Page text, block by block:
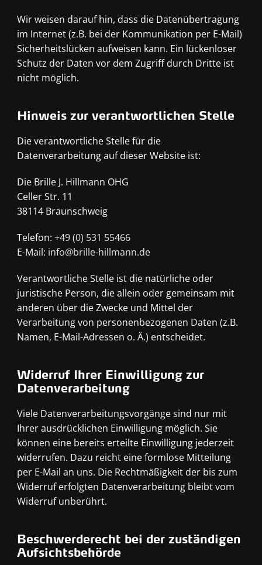
Wir weisen darauf hin, dass die Datenübertragung
im Internet (z.B. bei der Kommunikation per E-Mail)
Sicherheitslücken aufweisen kann. Ein lückenloser
Schutz der Daten vor dem Zugriff durch Dritte ist
nicht möglich.
Hinweis zur verantwortlichen Stelle
Die verantwortliche Stelle für die
Datenverarbeitung auf dieser Website ist:
Die Brille J. Hillmann OHG
Celler Str. 11
38114 Braunschweig
Telefon:+49 (0) 531 55466
E-Mail: info@brille-hillmann.de
Verantwortliche Stelle ist die natürliche oder
juristische Person, die allein oder gemeinsam mit
anderen über die Zwecke und Mittel der
Verarbeitung von personenbezogenen Daten (z.B.
Namen, E-Mail-Adressen o. Ä.) entscheidet.
Widerruf Ihrer Einwilligung zur
Datenverarbeitung
Viele Datenverarbeitungsvorgänge sind nur mit
Ihrer ausdrücklichen Einwilligung möglich. Sie
können eine bereits erteilte Einwilligung jederzeit
widerrufen. Dazu reicht eine formlose Mitteilung
per E-Mail an uns. Die Rechtmäßigkeit der bis zum
Widerruf erfolgten Datenverarbeitung bleibt vom
Widerruf unberührt.
Beschwerderecht bei der zuständigen
Aufsichtsbehörde